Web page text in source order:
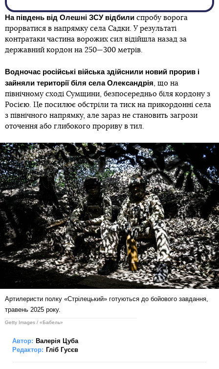
На південь від Олешні ЗСУ відбили спробу ворога
прорватися в напрямку села Садки. У результаті
контратаки частина ворожих сил відійшла назад за
державний кордон на 250—300 метрів.
Водночас російські війська здійснили новий прорив і
зайняли території біля села Олександрія, що на
північному сході Сумщини, безпосередньо біля кордону з
Росією. Це посилює обстріли та тиск на прикордонні села
з північного напрямку, але зараз не становить загрози
оточення або глибокого прориву в тил.
Артилеристи полку «Стрілецький» готуються до бойового завдання,
травень 2025 року.
Getty Images / «Бабель»
Автор: Валерія Цуба
Редактор: Гліб Гусєв